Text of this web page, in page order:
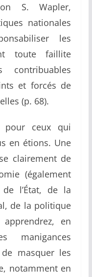
S. Wapler,
nationales
les
toute faillite
et forcés de
(p. 68).
ceux qui
en étions. Une
clairement de
(également
l’État, de la
de la politique
en
manigances
masquer les
notamment en